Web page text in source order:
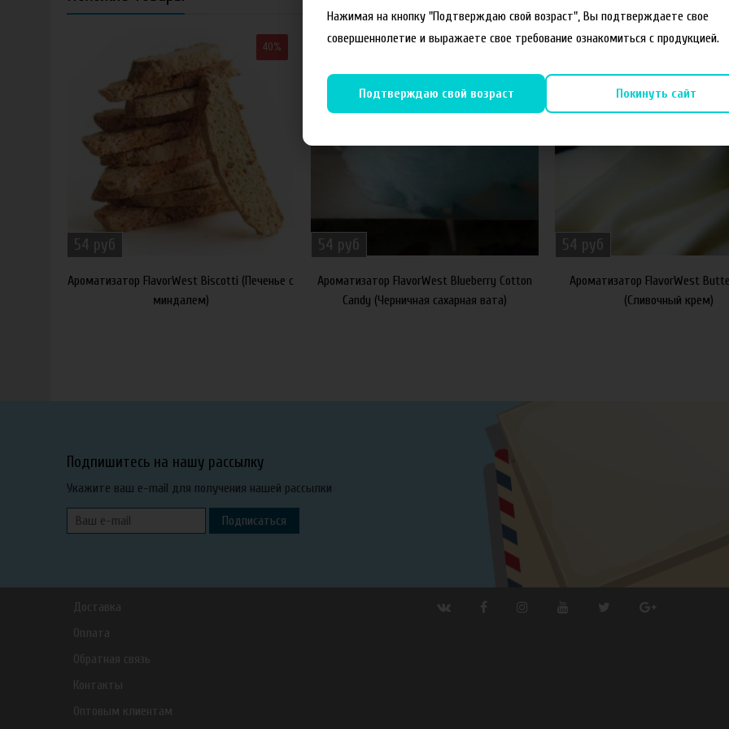
40%
54 руб
Ароматизатор FlavorWest Biscotti (Печенье с
миндалем)
40%
54 руб
Ароматизатор FlavorWest Blueberry Cotton
Candy (Черничная сахарная вата)
54 руб
Ароматизатор FlavorWest
(Сливочный крем)
Подпишитесь на нашу рассылку
Укажите ваш e-mail для получения нашей рассылки
Подписаться
Доставка
Оплата
Обратная связь
Контакты
Оптовым клиентам
Нажимая на кнопку "Подтверждаю свой возраст", Вы подтверждаете свое
совершеннолетие и выражаете свое требование ознакомиться с продукцией.
Подтверждаю свой возраст Покинуть сайт